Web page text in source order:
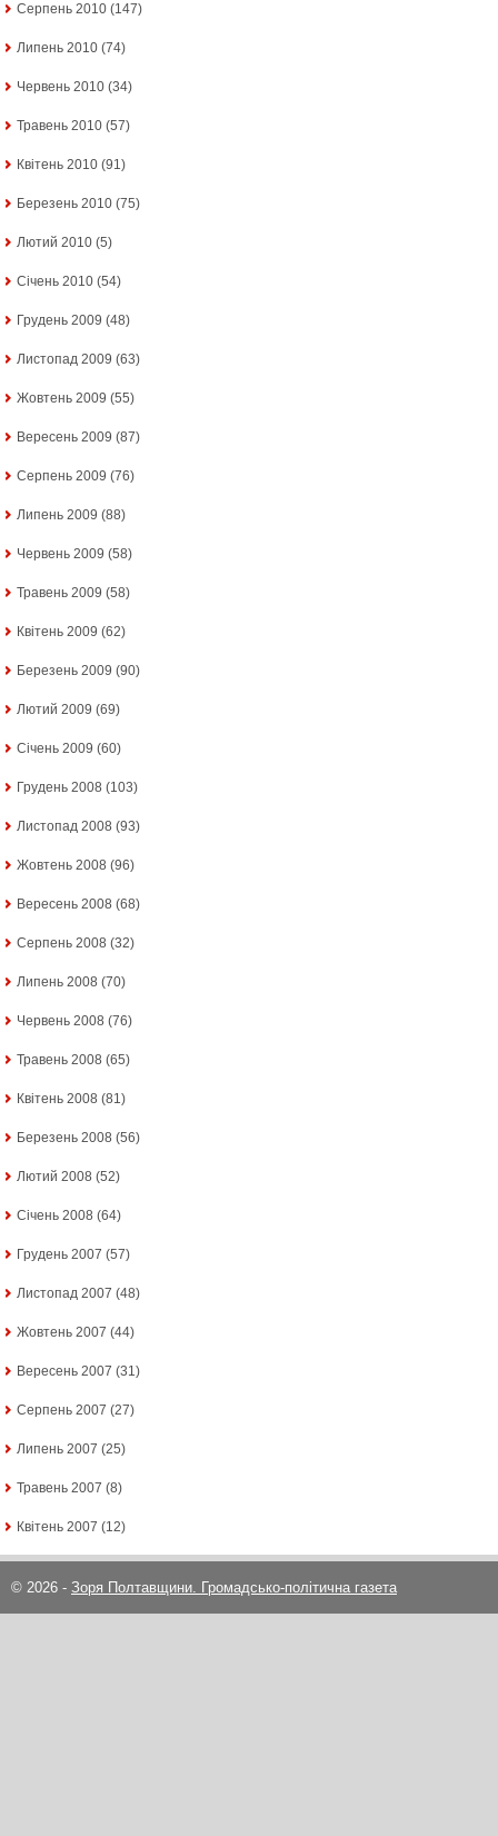
Серпень 2010 (147)
Липень 2010 (74)
Червень 2010 (34)
Травень 2010 (57)
Квітень 2010 (91)
Березень 2010 (75)
Лютий 2010 (5)
Січень 2010 (54)
Грудень 2009 (48)
Листопад 2009 (63)
Жовтень 2009 (55)
Вересень 2009 (87)
Серпень 2009 (76)
Липень 2009 (88)
Червень 2009 (58)
Травень 2009 (58)
Квітень 2009 (62)
Березень 2009 (90)
Лютий 2009 (69)
Січень 2009 (60)
Грудень 2008 (103)
Листопад 2008 (93)
Жовтень 2008 (96)
Вересень 2008 (68)
Серпень 2008 (32)
Липень 2008 (70)
Червень 2008 (76)
Травень 2008 (65)
Квітень 2008 (81)
Березень 2008 (56)
Лютий 2008 (52)
Січень 2008 (64)
Грудень 2007 (57)
Листопад 2007 (48)
Жовтень 2007 (44)
Вересень 2007 (31)
Серпень 2007 (27)
Липень 2007 (25)
Травень 2007 (8)
Квітень 2007 (12)
© 2026 - Зоря Полтавщини. Громадсько-політична газета